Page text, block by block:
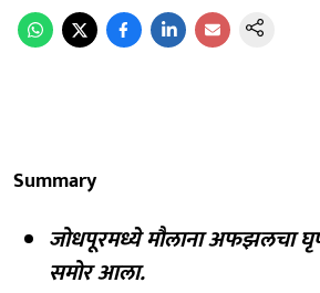
Summary
जोधपूरमध्ये मौलाना अफझलचा
समोर आला.